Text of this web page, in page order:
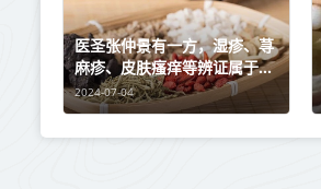
医圣张仲景有一方，湿疹、荨
麻疹、皮肤瘙痒等辨证属于湿
热的，都可以一用！
2024-07-04